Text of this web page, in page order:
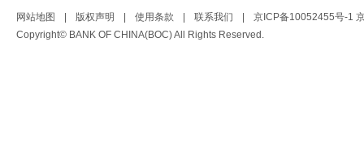
网站地图 版权声明 使用条款 联系我们 京ICP备10052455号-1
Copyright© BANK OF CHINA(BOC) All Rights Reserved.